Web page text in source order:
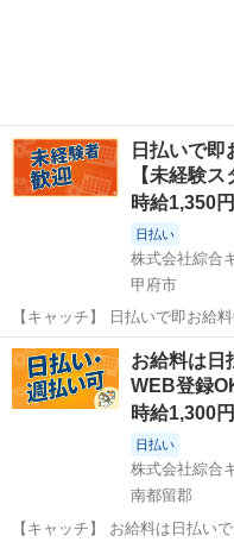
日払いで即
【未経験
時給1,350円
日払い
株式会社綜合
甲府市
【キャッチ】 日払いで即お給
ート大歓迎♪】残業ほぼナシで
1350円！ 【コメント】 製造のお仕事をお探しの方必見！ 「経験ない
けど大丈夫かな・・...
山梨 甲府市 その他
お給料は日
WEB登録
時給1,300円
日払い
株式会社綜合
南都留郡
【キャッチ】 お給料は日払い